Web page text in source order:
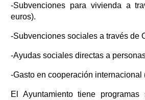
-Subvenciones para vivienda a
euros).
-Subvenciones sociales a través de
-Ayudas sociales directas a
-Gasto en cooperación internacional
El Ayuntamiento tiene programas